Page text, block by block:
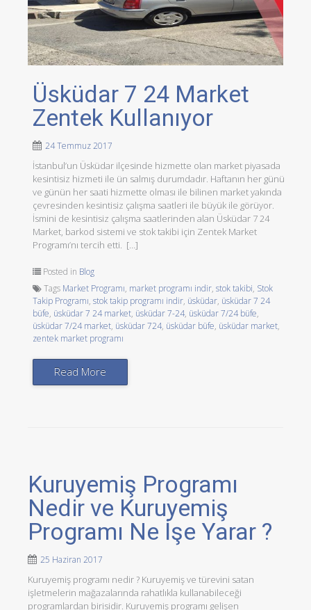
Üsküdar 7 24 Market
Zentek Kullanıyor
24 Temmuz 2017
İstanbul’un Üsküdar ilçesinde hizmette olan market piyasada
kesintisiz hizmeti ile ün salmış durumdadır. Haftanın her günü
ve günün her saati hizmette olması ile bilinen market yakında
çevresinden kesintisiz çalışma saatleri ile büyük ile görüyor.
İsmini de kesintisiz çalışma saatlerinden alan Üsküdar 7 24
Market, barkod sistemi ve stok takibi için Zentek Market
Programı’nı tercih etti. […]
Posted in Blog
Tags Market Programı, market programı indir,stok takibi, Stok
Takip Programı,stok takip programı indir, üsküdar, üsküdar 7 24
büfe, üsküdar 7 24 market, üsküdar 7-24, üsküdar 7/24 büfe,
üsküdar 7/24 market, üsküdar 724, üsküdar büfe, üsküdar market,
zentek market programı
Read More
Kuruyemiş Programı
Nedir ve Kuruyemiş
Programı Ne İşe Yarar ?
25 Haziran 2017
Kuruyemiş programı nedir ? Kuruyemiş ve türevini satan
işletmelerin mağazalarında rahatlıkla kullanabileceği
programlardan birisidir. Kuruyemiş programı gelişen